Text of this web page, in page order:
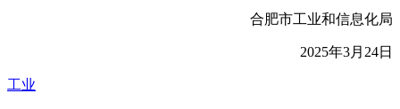
合肥市工业和信息化局
2025年3月24日
工业